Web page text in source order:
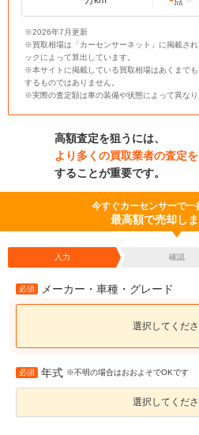
※2026年7月更新
※買取相場は「カーセンサーネット」に掲載さ
ックによって算出しています。
※本サイトに掲載している買取相場はあくまで
するものではありません。
※実際の査定額は車の装備や状態によって異なり
高額査定を狙うには、
より多くの買取業者の査定
することが重要です。
今すぐカーセンサーで一
最高額で売却し
入力 確認
必須 メーカー・車種・グレード
選択してくだ
必須 年式 ※不明の場合はおおよそでOKです
選択してくだ